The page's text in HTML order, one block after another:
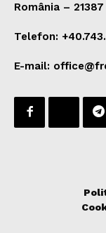
România – 21387
Telefon:
E-mail: